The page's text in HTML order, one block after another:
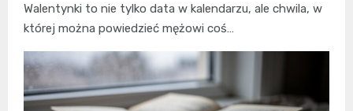
Walentynki to nie tylko data w kalendarzu, ale chwila, w
której można powiedzieć mężowi coś…